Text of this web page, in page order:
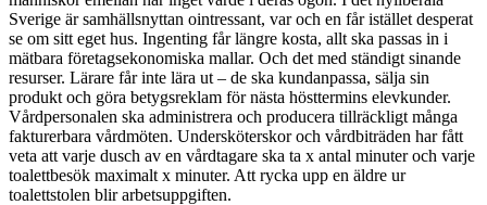
Sverige är samhällsnyttan ointressant, var och en får istället desperat
se om sitt eget hus. Ingenting får längre kosta, allt ska passas in i
mätbara företagsekonomiska mallar. Och det med ständigt sinande
resurser. Lärare får inte lära ut – de ska kundanpassa, sälja sin
produkt och göra betygsreklam för nästa hösttermins elevkunder.
Vårdpersonalen ska administrera och producera tillräckligt många
fakturerbara vårdmöten. Undersköterskor och vårdbiträden har fått
veta att varje dusch av en vårdtagare ska ta x antal minuter och varje
toalettbesök maximalt x minuter. Att rycka upp en äldre ur
toalettstolen blir arbetsuppgiften.